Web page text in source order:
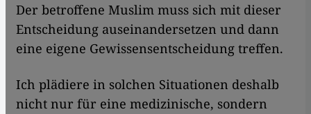
Der betroffene Muslim muss sich mit dieser
Entscheidung auseinandersetzen und dann
eine eigene Gewissensentscheidung treffen.
Ich plädiere in solchen Situationen deshalb
nicht nur für eine medizinische, sondern